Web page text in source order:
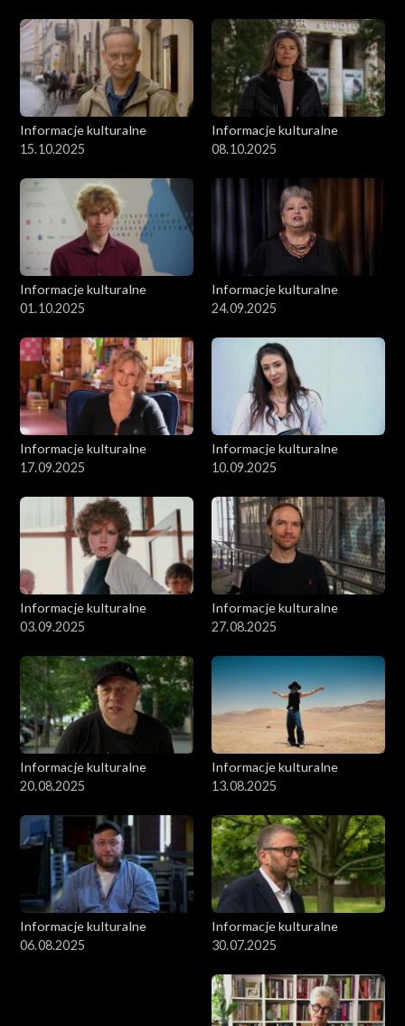
Informacje kulturalne
15.10.2025
Informacje kulturalne
08.10.2025
Informacje kulturalne
01.10.2025
Informacje kulturalne
24.09.2025
Informacje kulturalne
17.09.2025
Informacje kulturalne
10.09.2025
Informacje kulturalne
03.09.2025
Informacje kulturalne
27.08.2025
Informacje kulturalne
20.08.2025
Informacje kulturalne
13.08.2025
Informacje kulturalne
06.08.2025
Informacje kulturalne
30.07.2025